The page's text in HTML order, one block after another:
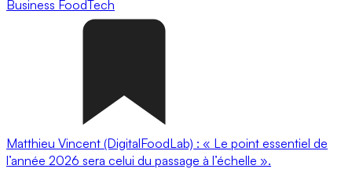
Business FoodTech
Matthieu Vincent (DigitalFoodLab) : « Le point essentiel de
l’année 2026 sera celui du passage à l’échelle ».